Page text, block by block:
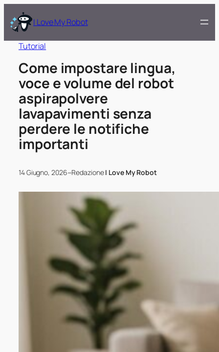
I Love My Robot
Tutorial
Come impostare lingua,
voce e volume del robot
aspirapolvere
lavapavimenti senza
perdere le notifiche
importanti
14 Giugno, 2026–RedazioneI Love My Robot